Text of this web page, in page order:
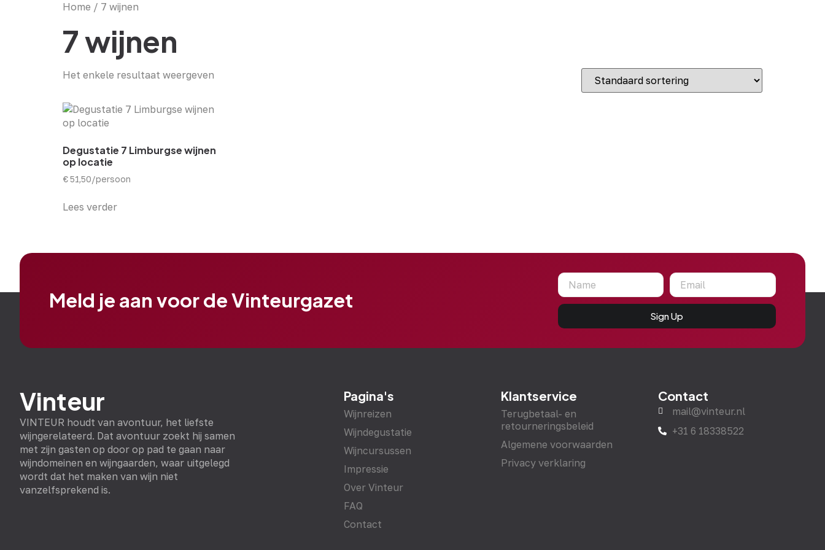
Home / 7 wijnen
7 wijnen
Het enkele resultaat weergeven
Degustatie 7 Limburgse wijnen
op locatie
€51,50/persoon
Lees verder
Meld je aan voor de Vinteurgazet
Sign Up
Vinteur
VINTEUR houdt van avontuur, het liefste
wijngerelateerd. Dat avontuur zoekt hij samen
met zijn gasten op door op pad te gaan naar
wijndomeinen en wijngaarden, waar uitgelegd
wordt dat het maken van wijn niet
vanzelfsprekend is.
Pagina's
Wijnreizen
Wijndegustatie
Wijncursussen
Impressie
Over Vinteur
FAQ
Contact
Klantservice
Terugbetaal- en
retourneringsbeleid
Algemene voorwaarden
Privacy verklaring
Contact
mail@vinteur.nl
+31 6 18338522